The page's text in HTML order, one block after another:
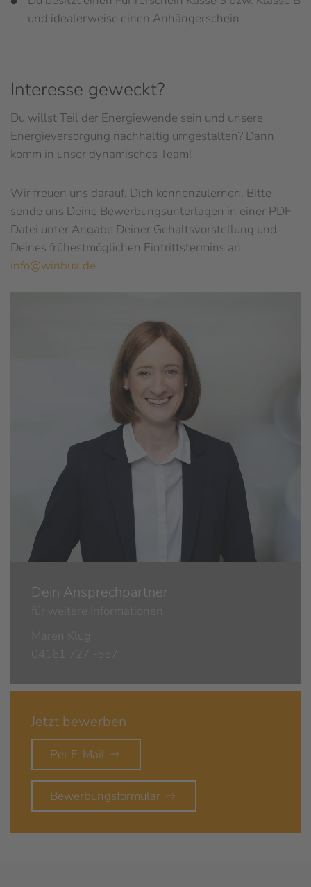
und idealerweise einen Anhängerschein
Interesse geweckt?
Du willst Teil der Energiewende sein und unsere
Energieversorgung nachhaltig umgestalten? Dann
komm in unser dynamisches Team!
Wir freuen uns darauf, Dich kennenzulernen. Bitte
sende uns Deine Bewerbungsunterlagen in einer PDF-
Datei unter Angabe Deiner Gehaltsvorstellung und
Deines frühestmöglichen Eintrittstermins an
info@winbux.de
Dein Ansprechpartner
Jetzt bewerben
Per E-Mail
Bewerbungsformular